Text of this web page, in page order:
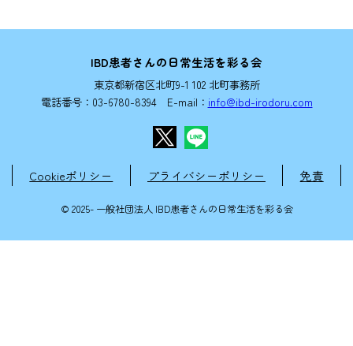
IBD患者さんの日常生活を彩る会
東京都新宿区北町9-1 102 北町事務所
電話番号：03-6780-8394 E-mail： info@ibd-irodoru.com
Cookieポリシー プライバシーポリシー 免責
© 2025- 一般社団法人 IBD患者さんの日常生活を彩る会